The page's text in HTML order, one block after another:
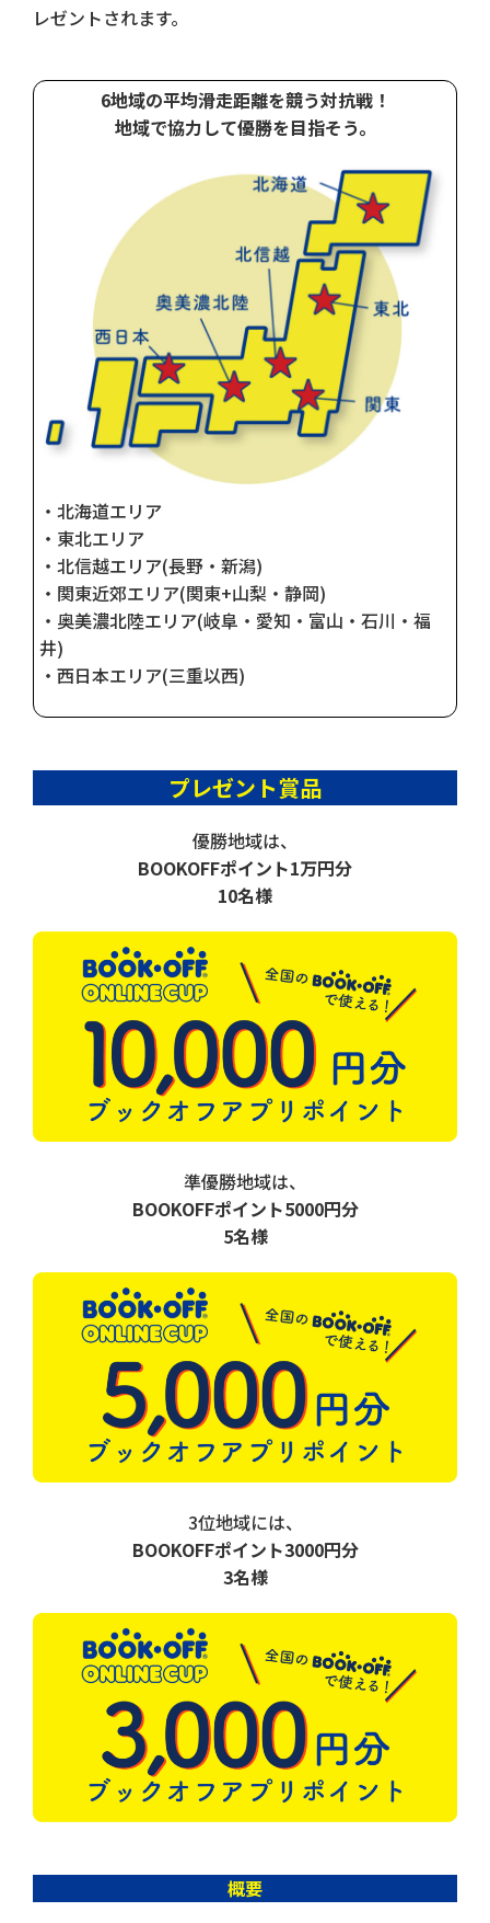
レゼントされます。
6地域の平均滑走距離を競う対抗戦！
地域で協力して優勝を目指そう。
・北海道エリア
・東北エリア
・北信越エリア(長野・新潟)
・関東近郊エリア(関東+山梨・静岡)
・奥美濃北陸エリア(岐阜・愛知・富山・石川・福
井)
・西日本エリア(三重以西)
プレゼント賞品
優勝地域は、
BOOKOFFポイント1万円分
10名様
準優勝地域は、
BOOKOFFポイント5000円分
5名様
3位地域には、
BOOKOFFポイント3000円分
3名様
概要